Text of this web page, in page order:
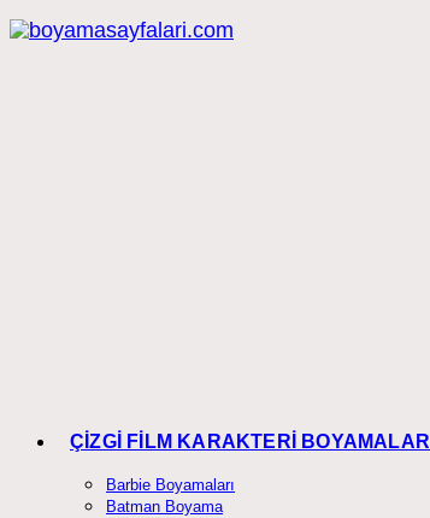
Skip
to
ÇİZGİ FİLM KARAKTERİ BOYAMALARI
Barbie Boyamaları
Batman Boyama